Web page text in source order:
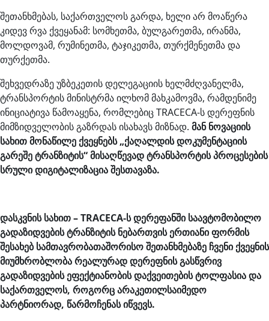
შეთანხმებას, საქართველოს გარდა, ხელი არ მოაწერა
კიდევ რვა ქვეყანამ: სომხეთმა, ბულგარეთმა, ირანმა,
მოლდოვამ, რუმინეთმა, ტაჯიკეთმა, თურქმენეთმა და
თურქეთმა.
შეხვედრაზე უზბეკეთის დელეგაციის ხელმძღვანელმა,
ტრანსპორტის მინისტრმა ილხომ მახკამოვმა, რამდენიმე
ინიციატივა წამოაყენა, რომლებიც TRACECA-ს დერეფნის
მიმზიდველობის გაზრდას ისახავს მიზნად. მან ნოვაციის
სახით მონაწილე ქვეყნებს „ქაღალდის დოკუმენტაციის
გარეშე ტრანზიტის“ მისაღწევად ტრანსპორტის პროცესების
სრული დიგიტალიზაცია შესთავაზა.
დასკვნის სახით – TRACECA-ს დერეფანში საავტომობილო
გადაზიდვების ტრანზიტის ნებართვის ერთიანი ფორმის
შესახებ სამთავრობათაშორისო შეთანხმებაზე ჩვენი ქვეყნის
მიუმხრობლობა რეალურად დერეფნის გასწვრივ
გადაზიდვების ეფექტიანობის დაქვეითების ტოლფასია და
საქართველოს, როგორც არაკეთილსაიმედო
პარტნიორად, წარმოჩენას იწვევს.